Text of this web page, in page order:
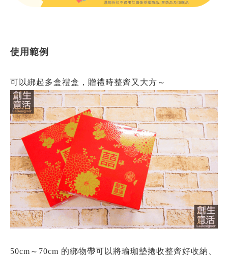
使用範例
可以綁起多盒禮盒，贈禮時整齊又大方～
50cm～70cm 的綁物帶可以將瑜珈墊捲收整齊好收納、